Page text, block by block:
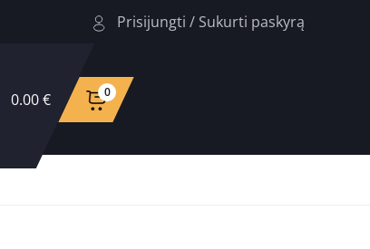
Prisijungti / Sukurti paskyrą
0.00 € 0